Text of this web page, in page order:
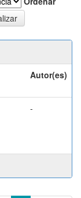
Autor(es)
-